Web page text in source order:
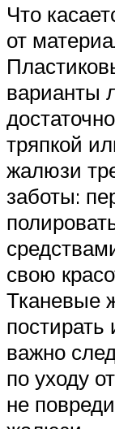
Что
от
варианты
тряпкой
жалюзи
заботы:
свою
Тканевые
важно
по уходу
не